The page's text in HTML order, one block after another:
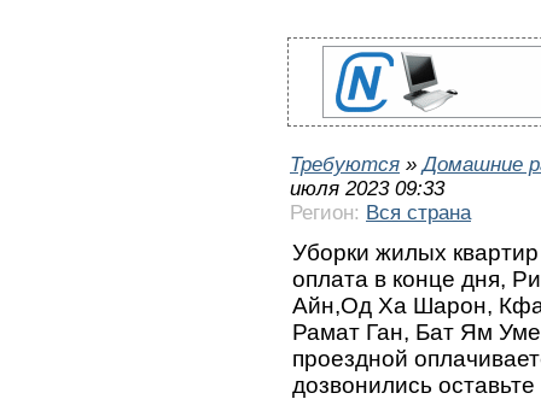
Требуются »Домашние
июля 2023 09:33
Регион: Вся страна
Уборки жилых
оплата в конце дня,
Айн,Од Ха Шарон,
Рамат Ган, Бат Ям
проездной
дозвонились